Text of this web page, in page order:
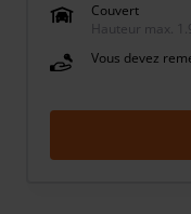
Couvert
Hauteur max.
Vous devez